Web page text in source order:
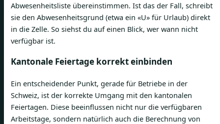
Abwesenheitsliste übereinstimmen. Ist das der Fall, schreibt
sie den Abwesenheitsgrund (etwa ein «U» für Urlaub) direkt
in die Zelle. So siehst du auf einen Blick, wer wann nicht
verfügbar ist.
Kantonale Feiertage korrekt einbinden
Ein entscheidender Punkt, gerade für Betriebe in der
Schweiz, ist der korrekte Umgang mit den kantonalen
Feiertagen. Diese beeinflussen nicht nur die verfügbaren
Arbeitstage, sondern natürlich auch die Berechnung von